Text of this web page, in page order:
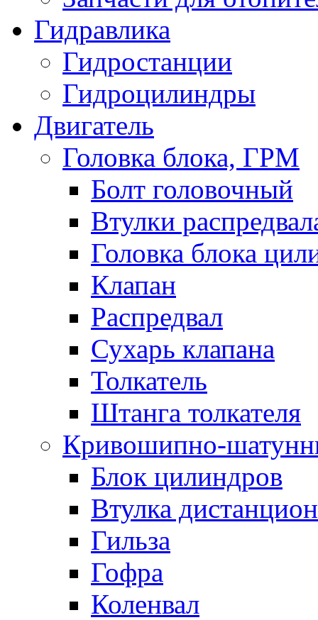
Гидравлика
Гидростанции
Гидроцилиндры
Двигатель
Головка блока, ГРМ
Болт головочный
Втулки
Головка блока
Клапан
Распредвал
Сухарь клапана
Толкатель
Штанга толкателя
Кривошипно-
Блок цилиндров
Втулка
Гильза
Гофра
Коленвал